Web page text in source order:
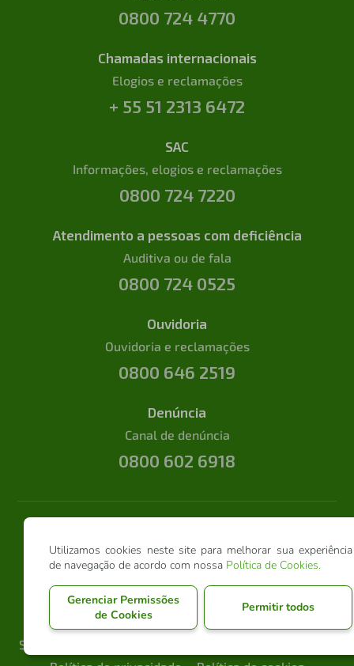
Utilizamos cookies neste site para melhorar sua experiência
de navegação de acordo com nossa Política de Cookies.
Gerenciar Permissões
de Cookies
Permitir todos
0800 724 4770
Chamadas internacionais
Elogios e reclamações
+ 55 51 2313 6472
SAC
Informações, elogios e reclamações
0800 724 7220
Atendimento a pessoas com deficiência
Auditiva ou de fala
0800 724 0525
Ouvidoria
Ouvidoria e reclamações
0800 646 2519
Denúncia
Canal de denúncia
0800 602 6918
Sicredi Conexão @ 2026 - Todos os direitos reservados